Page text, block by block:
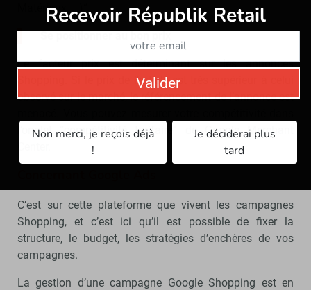
Matériaux, …)“
Se positionner au bon prix
Le facteur prix est déterminant sur les annonces
Shopping. Si le prix de l’article est très supérieur à celui
observé sur le marché, le référencement de l’annonce est
l’onglet “compétitivité tarifaire” de Google Merchant
C’est sur cette plateforme que vivent les campagnes
Shopping, et c’est ici qu’il est possible de fixer la
structure, le budget, les stratégies d’enchères de vos
campagnes.
La gestion d’une campagne Google Shopping est en
Recevoir Républik Retail
Valider
Non merci, je reçois déjà
!
Je déciderai plus
tard